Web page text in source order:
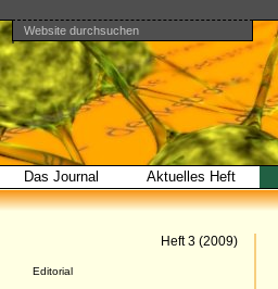
Direkt
zum
Inhalt
|
Direkt
zur
Navigation
Benutzerspezifische
Werkzeuge
Website durchsuchen
Erweiterte
Suche…
Bereiche
Das Journal Aktuelles Heft
Heft 3 (2009)
Editorial